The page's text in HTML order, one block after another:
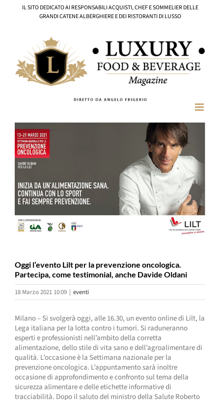
IL SITO DEDICATO AI RESPONSABILI ACQUISTI, CHEF E SOMMELIER DELLE
GRANDI CATENE ALBERGHIERE E DEI RISTORANTI DI LUSSO
Ingrandisci
immagine
Oggi l’evento Lilt per la prevenzione oncologica.
Partecipa, come testimonial, anche Davide Oldani
18 Marzo 2021 10:09 | eventi
Milano – Si svolgerà oggi, alle 16.30, un evento online di Lilt, la
Lega italiana per la lotta contro i tumori. Si raduneranno
esperti e professionisti nell’ambito della corretta
alimentazione, dello stile di vita sano e dell’agroalimentare di
qualità. L’occasione è la Settimana nazionale per la
prevenzione oncologica. L’appuntamento sarà inoltre
occasione di approfondimento e confronto sul tema della
sicurezza alimentare e delle etichette informative di
tracciabilità. Dopo il saluto del ministro della Salute Roberto